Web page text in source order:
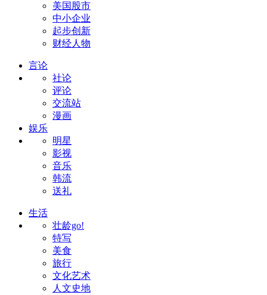
美国股市
中小企业
起步创新
财经人物
言论
社论
评论
交流站
漫画
娱乐
明星
影视
音乐
韩流
送礼
生活
壮龄go!
特写
美食
旅行
文化艺术
人文史地